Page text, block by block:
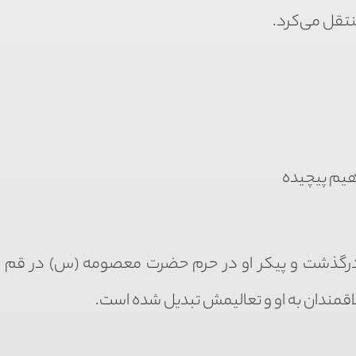
می‌کرد.
پیچیده
دولابی در ۹ بهمن ۱۳۸۱ شمسی درگذشت و پیکر او در حرم حضرت معصومه (س)
به او و تعالیمش تبدیل شده است.